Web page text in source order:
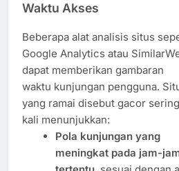
Waktu Akses
Beberapa alat analisis situs
Google Analytics atau
dapat memberikan gambaran
waktu kunjungan pengguna.
yang ramai disebut gacor sering
kali menunjukkan:
Pola kunjungan yang
meningkat pada jam-